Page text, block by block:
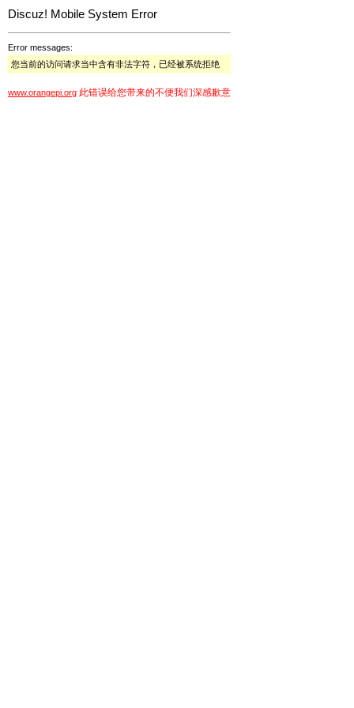
Discuz! Mobile System Error
Error messages:
您当前的访问请求当中含有非法字符，已经被系统拒绝
www.orangepi.org 此错误给您带来的不便我们深感歉意